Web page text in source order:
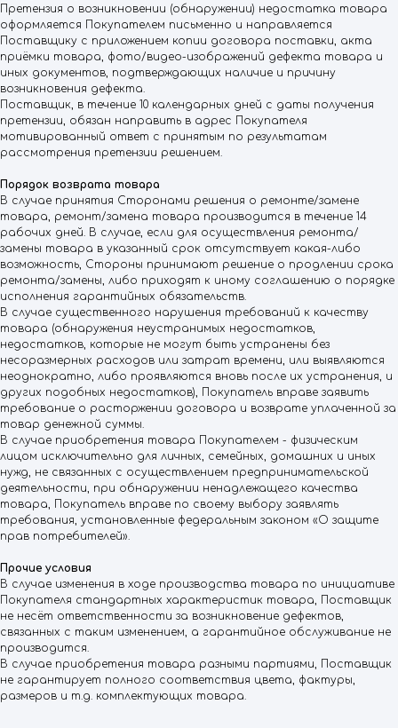
Претензия о возникновении (обнаружении) недостатка товара
оформляется Покупателем письменно и направляется
Поставщику с приложением копии договора поставки, акта
приёмки товара, фото/видео-изображений дефекта товара и
иных документов, подтверждающих наличие и причину
возникновения дефекта.
Поставщик, в течение 10 календарных дней с даты получения
претензии, обязан направить в адрес Покупателя
мотивированный ответ с принятым по результатам
рассмотрения претензии решением.
Порядок возврата товара
В случае принятия Сторонами решения о ремонте/замене
товара, ремонт/замена товара производится в течение 14
рабочих дней. В случае, если для осуществления ремонта/
замены товара в указанный срок отсутствует какая-либо
возможность, Стороны принимают решение о продлении срока
ремонта/замены, либо приходят к иному соглашению о порядке
исполнения гарантийных обязательств.
В случае существенного нарушения требований к качеству
товара (обнаружения неустранимых недостатков,
недостатков, которые не могут быть устранены без
несоразмерных расходов или затрат времени, или выявляются
неоднократно, либо проявляются вновь после их устранения, и
других подобных недостатков), Покупатель вправе заявить
требование о расторжении договора и возврате уплаченной за
товар денежной суммы.
В случае приобретения товара Покупателем - физическим
лицом исключительно для личных, семейных, домашних и иных
нужд, не связанных с осуществлением предпринимательской
деятельности, при обнаружении ненадлежащего качества
товара, Покупатель вправе по своему выбору заявлять
требования, установленные федеральным законом «О защите
прав потребителей».
Прочие условия
В случае изменения в ходе производства товара по инициативе
Покупателя стандартных характеристик товара, Поставщик
не несёт ответственности за возникновение дефектов,
связанных с таким изменением, а гарантийное обслуживание не
производится.
В случае приобретения товара разными партиями, Поставщик
не гарантирует полного соответствия цвета, фактуры,
размеров и т.д. комплектующих товара.